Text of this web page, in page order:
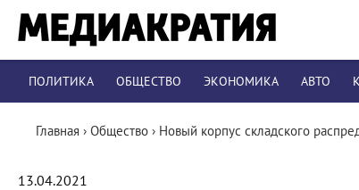
ПОЛИТИКА ОБЩЕСТВО ЭКОНОМИКА АВТО
Главная › Общество › Новый корпус складского
13.04.2021